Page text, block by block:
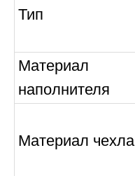
Тип
Материал
наполнителя
Материал чехла